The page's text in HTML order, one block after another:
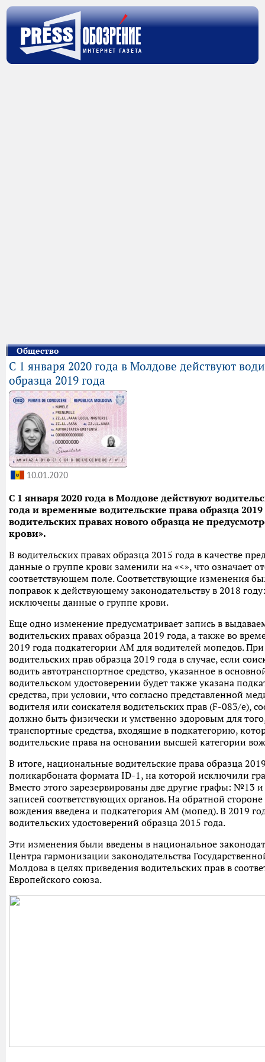
Общество
С 1 января 2020 года в Молдове действуют
образца 2019 года
10.01.2020
С 1 января 2020 года в Молдове действуют
года и временные водительские права образца 2019
водительских правах нового образца не
крови».
В водительских правах образца 2015 года в качестве
данные о группе крови заменили на «<», что означает
соответствующем поле. Соответствующие изменения
поправок к действующему законодательству в 2018
исключены данные о группе крови.
Еще одно изменение предусматривает запись в
водительских правах образца 2019 года, а также во
2019 года подкатегории АМ для водителей мопедов.
водительских прав образца 2019 года в случае, если
водить автотранспортное средство, указанное в
водительском удостоверении будет также указана
средства, при условии, что согласно представленной
водителя или соискателя водительских прав (F-083/e),
должно быть физически и умственно здоровым для
транспортные средства, входящие в подкатегорию,
водительские права на основании высшей категории
В итоге, национальные водительские права образца
поликарбоната формата ID-1, на которой исключили
Вместо этого зарезервированы две другие графы: №13
записей соответствующих органов. На обратной
вождения введена и подкатегория AM (мопед). В 2019
водительских удостоверений образца 2015 года.
Эти изменения были введены в национальное
Центра гармонизации законодательства
Молдова в целях приведения водительских прав в
Европейского союза.